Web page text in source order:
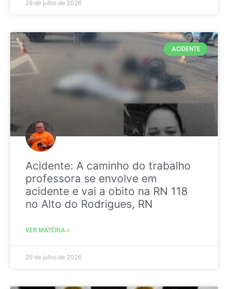
29 de julho de 2026
ACIDENTE
Acidente: A caminho do trabalho
professora se envolve em
acidente e vai a obito na RN 118
no Alto do Rodrigues, RN
VER MATÉRIA »
29 de julho de 2026